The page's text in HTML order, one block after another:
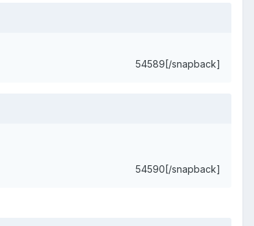
54589[/snapback]
54590[/snapback]